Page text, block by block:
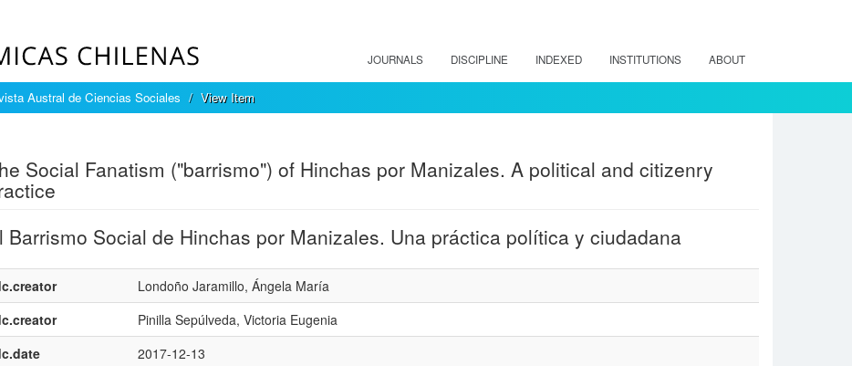
JOURNALS DISCIPLINE INDEXED INSTITUTIONS ABOUT
Austral de Ciencias Sociales View Item
Social Fanatism ("barrismo") of Hinchas por Manizales. A political and citizenry
Barrismo Social de Hinchas por Manizales. Una práctica política y ciudadana
Londoño Jaramillo, Ángela María
Pinilla Sepúlveda, Victoria Eugenia
2017-12-13